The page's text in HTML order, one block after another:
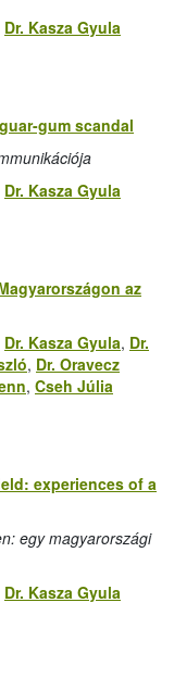
Dr. Kasza Gyula
gum scandal
Dr. Kasza Gyula
az
Dr. Kasza Gyula, Dr.
, Dr. Oravecz
, Cseh Júlia
experiences of a
egy magyarországi
Dr. Kasza Gyula